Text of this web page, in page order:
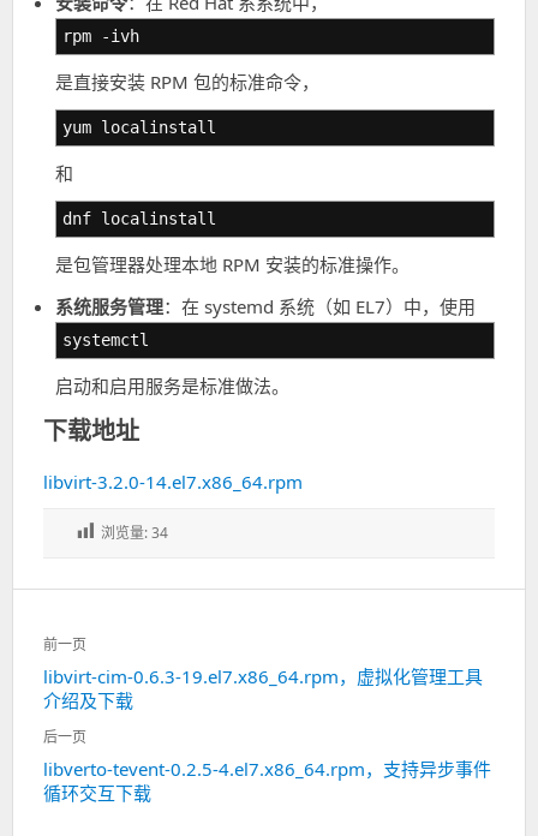
rpm -ivh
是直接安装 RPM 包的标准命令，
yum localinstall
和
dnf localinstall
是包管理器处理本地 RPM 安装的标准操作。
系统服务管理：在 systemd 系统（如 EL7）中，使用
systemctl
启动和启用服务是标准做法。
下载地址
libvirt-3.2.0-14.el7.x86_64.rpm
浏览量:34
文
章
导
航
前一页
上
一
篇：
libvirt-cim-0.6.3-19.el7.x86_64.rpm，虚拟化管理工具
介绍及下载
后一页
下
一
libverto-tevent-0.2.5-4.el7.x86_64.rpm，支持异步事件
循环交互下载